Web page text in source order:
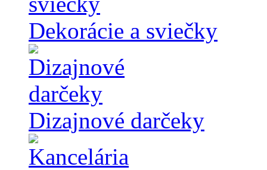
Dekorácie a sviečky
Dizajnové darčeky